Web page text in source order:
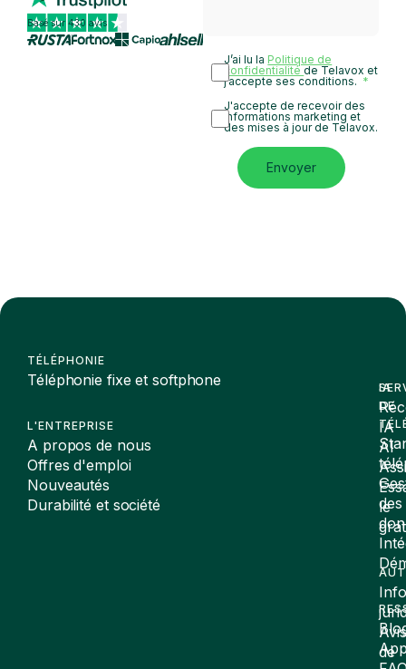
Basé sur 430 avis
J’ai lu la Politique de
confidentialitéde Telavox et
j’accepte ses conditions.
J'accepte de recevoir des
informations marketing et
des mises à jour de Telavox.
Envoyer
TÉLÉPHONIE
Téléphonie fixe et softphone
L'ENTREPRISE
A propos de nous
Offres d'emploi
Nouveautés
Durabilité et société
DE
des
IA
IA
AI
le
Avis
de